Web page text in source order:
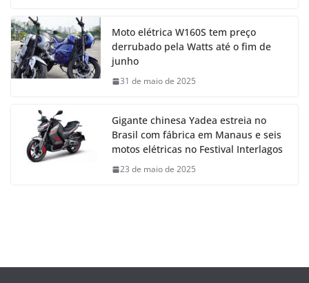
Moto elétrica W160S tem preço
derrubado pela Watts até o fim de
junho
31 de maio de 2025
Gigante chinesa Yadea estreia no
Brasil com fábrica em Manaus e seis
motos elétricas no Festival Interlagos
23 de maio de 2025